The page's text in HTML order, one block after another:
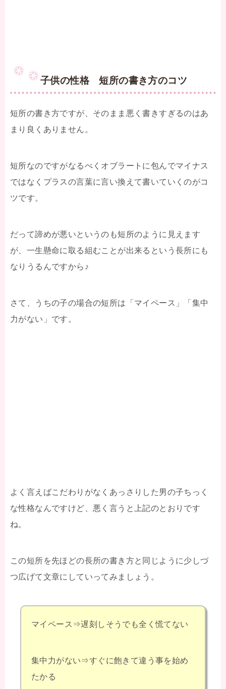
子供の性格 短所の書き方のコツ
短所の書き方ですが、そのまま悪く書きすぎるのはあ
まり良くありません。
短所なのですがなるべくオブラートに包んでマイナス
ではなくプラスの言葉に言い換えて書いていくのがコ
ツです。
だって諦めが悪いというのも短所のように見えます
が、一生懸命に取る組むことが出来るという長所にも
なりうるんですから♪
さて、うちの子の場合の短所は「マイペース」「集中
力がない」です。
よく言えばこだわりがなくあっさりした男の子ちっく
な性格なんですけど、悪く言うと上記のとおりです
ね。
この短所を先ほどの長所の書き方と同じように少しづ
つ広げて文章にしていってみましょう。
マイペース⇒遅刻しそうでも全く慌てない
集中力がない⇒すぐに飽きて違う事を始め
たかる